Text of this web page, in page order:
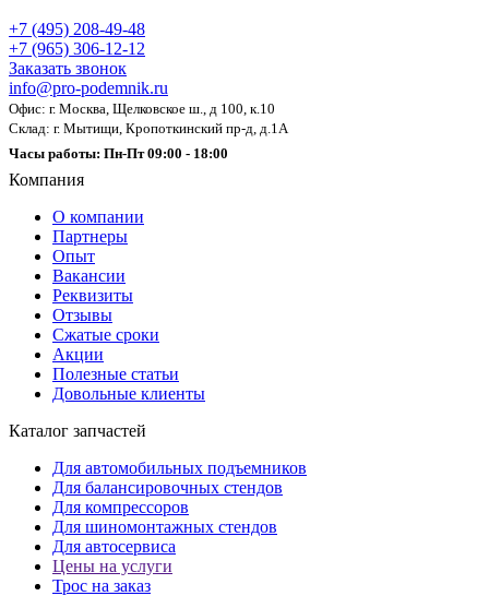
+7 (495) 208-49-48
+7 (965) 306-12-12
Заказать звонок
info@pro-podemnik.ru
Офис: г. Москва, Щелковское ш., д 100, к.10
Склад: г. Мытищи, Кропоткинский пр-д, д.1А
Часы работы: Пн-Пт 09:00 - 18:00
Компания
О компании
Партнеры
Опыт
Вакансии
Реквизиты
Отзывы
Сжатые сроки
Акции
Полезные статьи
Довольные клиенты
Каталог запчастей
Для автомобильных подъемников
Для балансировочных стендов
Для компрессоров
Для шиномонтажных стендов
Для автосервиса
Цены на услуги
Трос на заказ